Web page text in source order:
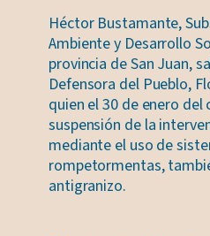
Héctor Bustamante,
Ambiente y Desarrollo
provincia de San Juan,
Defensora del Pueblo,
quien el 30 de enero
suspensión de la
mediante el uso de
rompetormentas,
antigranizo.